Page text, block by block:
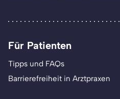
Für Patienten
Tipps und FAQs
Barrierefreiheit in Arztpraxen